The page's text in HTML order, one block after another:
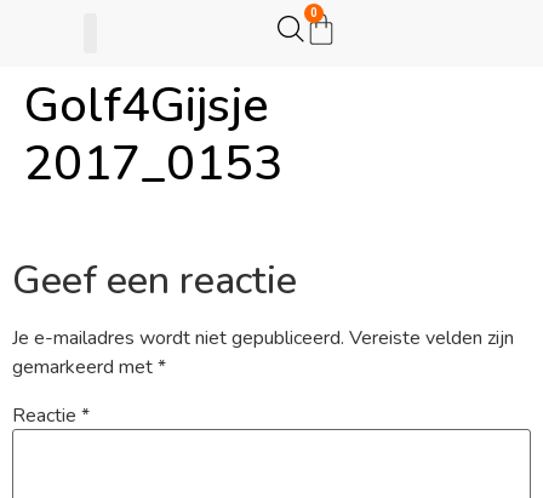
0
Golf4Gijsje
2017_0153
Geef een reactie
Je e-mailadres wordt niet gepubliceerd. Vereiste velden zijn
gemarkeerd met*
Reactie *